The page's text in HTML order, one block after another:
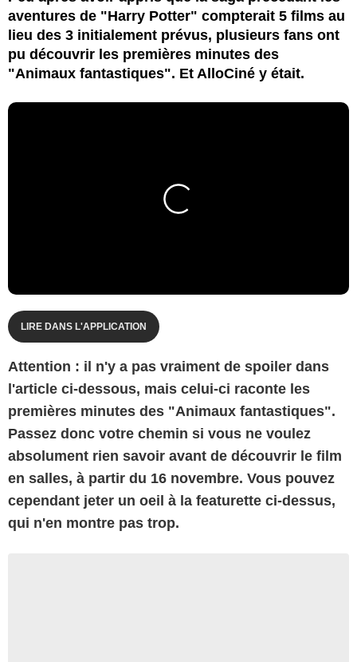
aventures de "Harry Potter" compterait 5 films au
lieu des 3 initialement prévus, plusieurs fans ont
pu découvrir les premières minutes des
"Animaux fantastiques". Et AlloCiné y était.
LIRE DANS L'APPLICATION
Attention : il n'y a pas vraiment de spoiler dans
l'article ci-dessous, mais celui-ci raconte les
premières minutes des "Animaux fantastiques".
Passez donc votre chemin si vous ne voulez
absolument rien savoir avant de découvrir le film
en salles, à partir du 16 novembre. Vous pouvez
cependant jeter un oeil à la featurette ci-dessus,
qui n'en montre pas trop.